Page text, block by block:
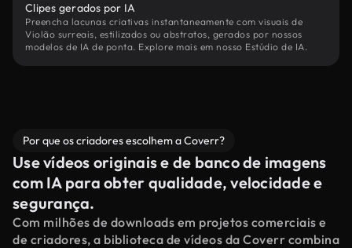
Clipes gerados por IA
Preencha lacunas criativas instantaneamente com visuais de
Violão surreais, estilizados ou abstratos, gerados por nossos
modelos de IA de ponta. Explore mais em nosso Estúdio de IA.
Por que os criadores escolhem a Coverr?
Use vídeos originais e de banco de imagens
com IA para obter qualidade, velocidade e
segurança.
Com milhões de downloads em projetos comerciais e
de criadores, a biblioteca de vídeos da Coverr combina